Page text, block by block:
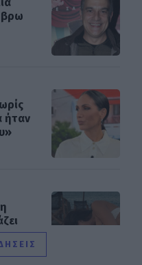
βρω
ήταν
γιο